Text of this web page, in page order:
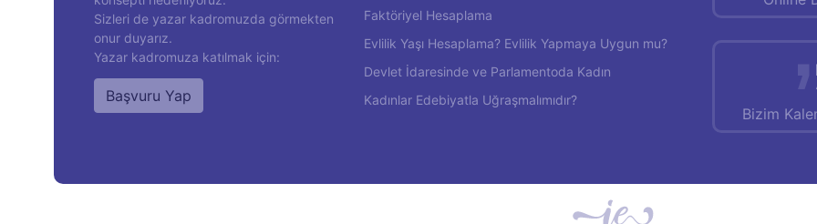
Sizleri de yazar kadromuzda görmekten
onur duyarız.
Yazar kadromuza katılmak için:
Başvuru Yap
Faktöriyel Hesaplama
Evlilik Yaşı Hesaplama? Evlilik Yapmaya Uygun mu?
Devlet İdaresinde ve Parlamentoda Kadın
Kadınlar Edebiyatla Uğraşmalımıdır?
Bizim